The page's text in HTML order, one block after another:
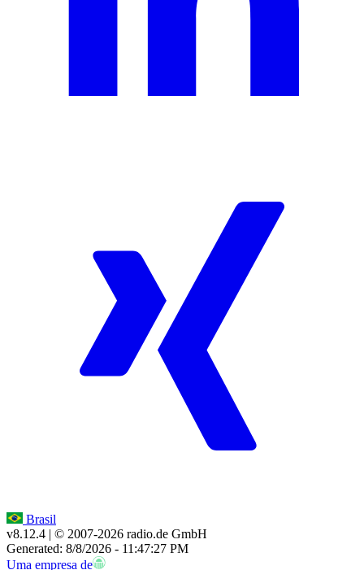
Brasil
v8.12.4 | © 2007-2026 radio.de GmbH
Generated: 8/8/2026 - 11:47:27 PM
Uma empresa de